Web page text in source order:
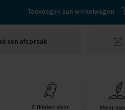
Toevoegen aan winkelwagen
een afspraak
7 filialen door
Meer